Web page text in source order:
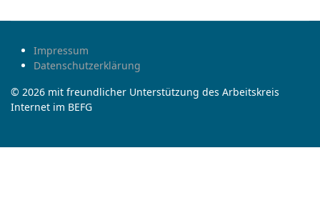
Impressum
Datenschutzerklärung
© 2026 mit freundlicher Unterstützung des Arbeitskreis
Internet im BEFG